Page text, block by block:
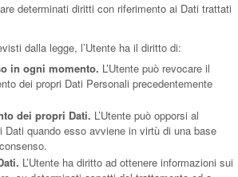
determinati diritti con riferimento ai Dati trattati
dalla legge, l’Utente ha il diritto di:
in ogni momento. L’Utente può revocare il
dei propri Dati Personali precedentemente
dei propri Dati. L’Utente può opporsi al
Dati quando esso avviene in virtù di una base
L’Utente ha diritto ad ottenere informazioni sui